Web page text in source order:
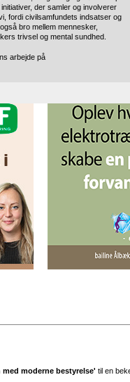
der samler og involverer
fordi civilsamfundets indsatser og
bro mellem mennesker,
trivsel og mental sundhed.
arbejde på
moderne bestyrelse' til en